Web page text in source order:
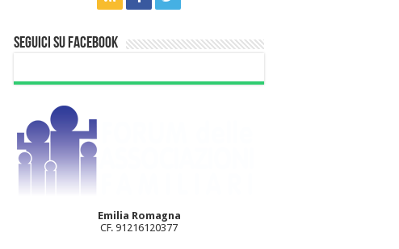
Seguici su Facebook
Emilia Romagna
CF. 91216120377